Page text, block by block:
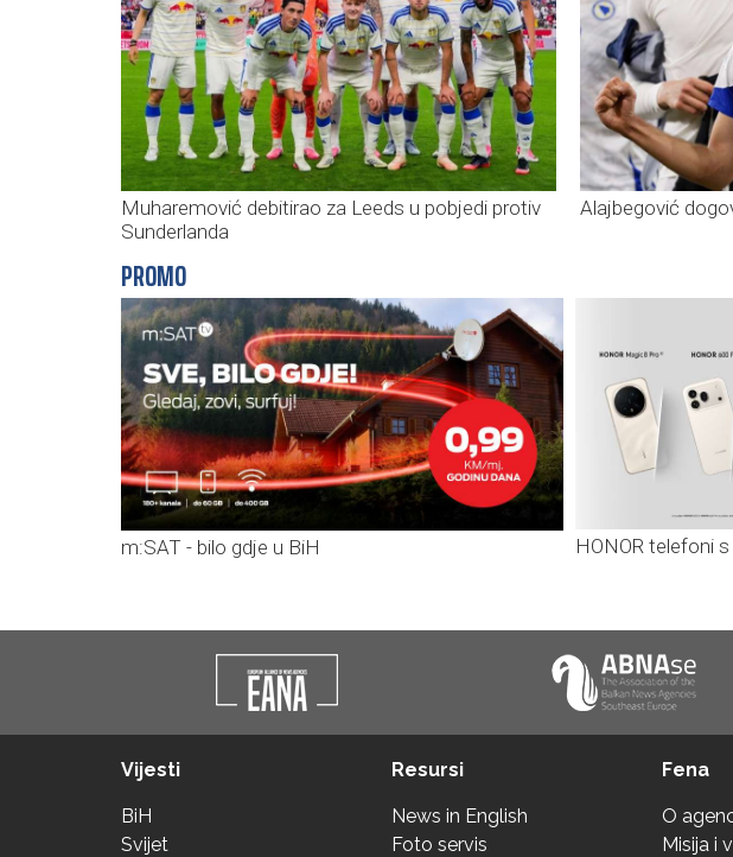
Muharemović debitirao za Leeds u pobjedi protiv
Sunderlanda
Alajbegović
PROMO
m:SAT - bilo gdje u BiH HONOR telefoni
Vijesti
BiH
Svijet
Resursi
News in English
Foto servis
Fena
O
Misija i